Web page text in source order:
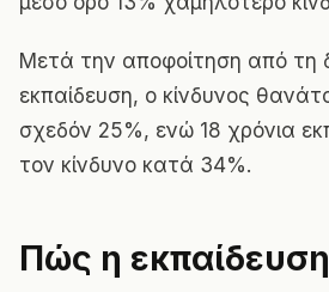
Μετά την αποφοίτηση από τη
εκπαίδευση, ο κίνδυνος
σχεδόν 25%, ενώ 18 χρόνια
τον κίνδυνο κατά 34%.
Πώς η